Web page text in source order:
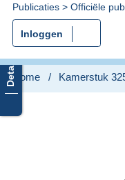
U
bent
nu
hier:
Publicaties Officiële
Inloggen
Home Kamerstuk